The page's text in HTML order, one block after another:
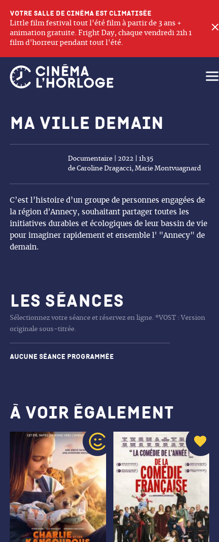
Votre salle de cinéma est climatisée
Little film festival tout l'été film à partir de 3 ans +
animation gratuite. Fright Day, chaque vendredi 21h 1
film d'horreur pendant tout l'été.
Ma ville demain
C’est l’histoire d’un groupe de personnes engagées de
la région d'Annecy, souhaitant partager toutes les
initiatives durables et écologiques de leur bassin de vie
pour imaginer rapidement et ensemble l' "Annecy" de
demain.
Documentaire | 2022 | 1h35
de Caroline Dragacci, Marie Montvuagnard
Les séances
Sélectionnez votre séance et réservez en ligne. *VOST : Version
originale sous-titrée.
Aucune séance programmée
À voir également